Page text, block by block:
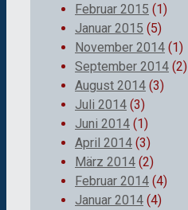
Februar 2015 (1)
Januar 2015 (5)
November 2014 (1)
September 2014 (2)
August 2014 (3)
Juli 2014 (3)
Juni 2014 (1)
April 2014 (3)
März 2014 (2)
Februar 2014 (4)
Januar 2014 (4)